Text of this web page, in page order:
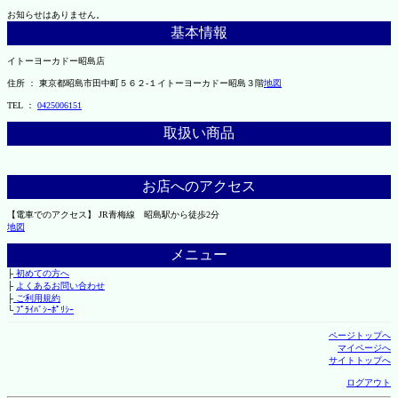
お知らせはありません。
基本情報
イトーヨーカドー昭島店
住所 ： 東京都昭島市田中町５６２-１イトーヨーカドー昭島３階地図
TEL ： 0425006151
取扱い商品
お店へのアクセス
【電車でのアクセス】 JR青梅線 昭島駅から徒歩2分
地図
メニュー
├初めての方へ
├ よくあるお問い合わせ
├ご利用規約
└ﾌﾟﾗｲﾊﾞｼｰﾎﾟﾘｼｰ
ページトップへ
マイページへ
サイトトップへ
ログアウト